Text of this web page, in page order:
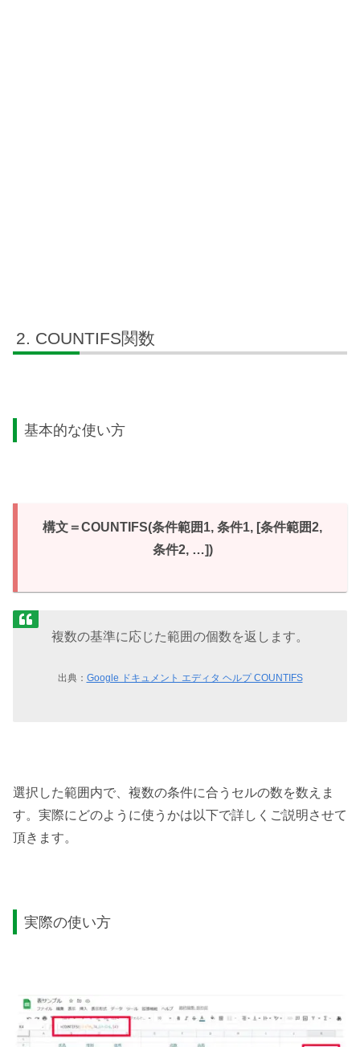
COUNTIFS関数
基本的な使い方
構文＝COUNTIFS(条件範囲1, 条件1, [条件範囲2,
条件2, …])
複数の基準に応じた範囲の個数を返します。
出典： Google ドキュメント エディタ ヘルプ COUNTIFS
選択した範囲内で、複数の条件に合うセルの数を数えま
す。実際にどのように使うかは以下で詳しくご説明させて
頂きます。
実際の使い方